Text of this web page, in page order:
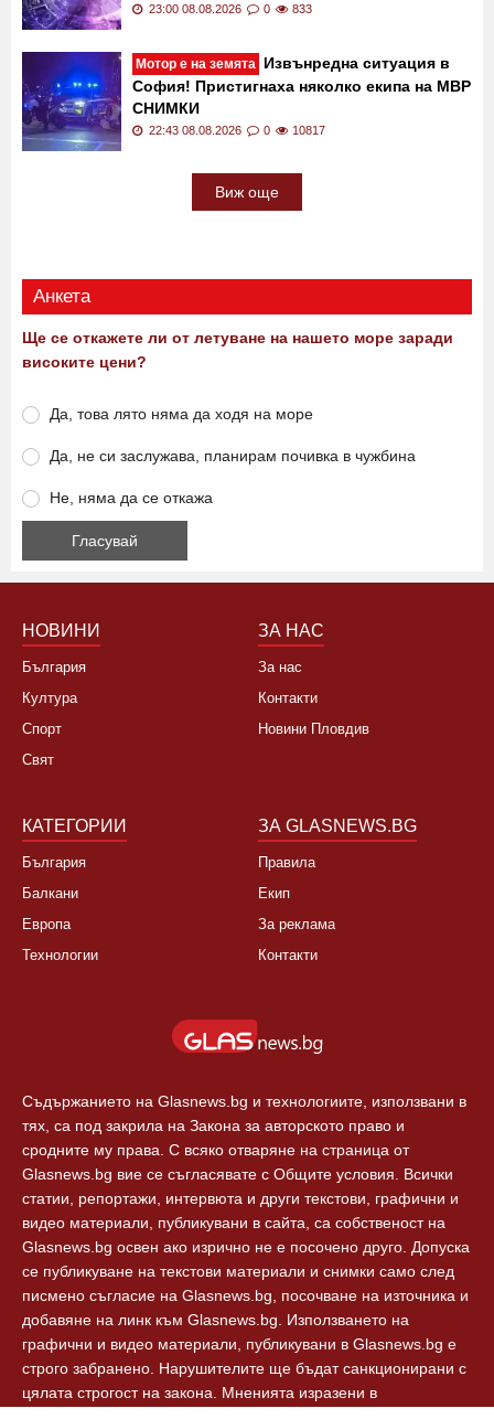
23:00 08.08.2026 0 833
Мотор е на земята Извънредна ситуация в
София! Пристигнаха няколко екипа на МВР
СНИМКИ
22:43 08.08.2026 0 10817
Виж още
Анкета
Ще се откажете ли от летуване на нашето море заради
високите цени?
Да, това лято няма да ходя на море
Да, не си заслужава, планирам почивка в чужбина
Не, няма да се откажа
НОВИНИ
България
Култура
Спорт
Свят
ЗА НАС
За нас
Контакти
Новини Пловдив
КАТЕГОРИИ
България
Балкани
Европа
Технологии
ЗА GLASNEWS.BG
Правила
Екип
За реклама
Контакти
Съдържанието на Glasnews.bg и технологиите, използвани в
тях, са под закрила на Закона за авторското право и
сродните му права. С всяко отваряне на страница от
Glasnews.bg вие се съгласявате с Общите условия. Всички
статии, репортажи, интервюта и други текстови, графични и
видео материали, публикувани в сайта, са собственост на
Glasnews.bg освен ако изрично не е посочено друго. Допуска
се публикуване на текстови материали и снимки само след
писмено съгласие на Glasnews.bg, посочване на източника и
добавяне на линк към Glasnews.bg. Използването на
графични и видео материали, публикувани в Glasnews.bg е
строго забранено. Нарушителите ще бъдат санкционирани с
цялата строгост на закона. Мненията изразени в